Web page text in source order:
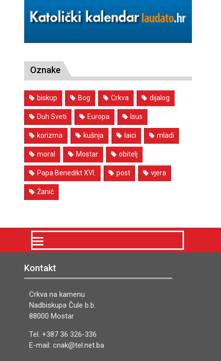
Oznake
biskup Bog Crkva dijalog
Duh Sveti Europa Isus
korizma kušnja laici mladi
moral Mostar obitelj
Papa Benedikt XVI. post vjera
Žanić
Kontakt
Crkva na kamenu
Nadbiskupa Čule b.b.
88000 Mostar
Tel. +387 36 326-336
E-mail: cnak@tel.net.ba